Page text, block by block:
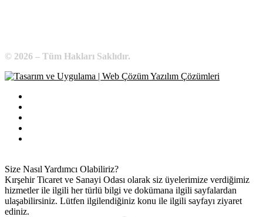
© 2026 – Tüm Hakları Saklıdır.
Size Nasıl Yardımcı Olabiliriz?
Kırşehir Ticaret ve Sanayi Odası olarak siz üyelerimize verdiğimiz
hizmetler ile ilgili her türlü bilgi ve dokümana ilgili sayfalardan
ulaşabilirsiniz. Lütfen ilgilendiğiniz konu ile ilgili sayfayı ziyaret
ediniz.